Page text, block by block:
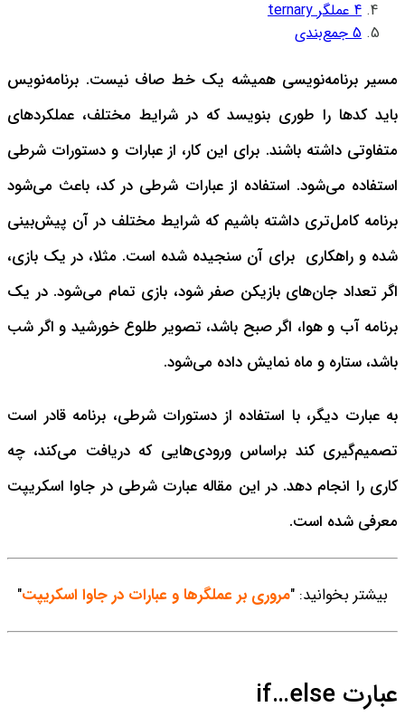
4 عملگر ternary
5 جمع‌بندی
مسیر برنامه‌نویسی همیشه یک خط صاف نیست. برنامه‌نویس
باید کدها را طوری بنویسد که در شرایط مختلف، عملکردهای
متفاوتی داشته باشند. برای این کار، از عبارات و دستورات شرطی
استفاده می‌شود. استفاده از عبارات شرطی در کد، باعث می‌شود
برنامه کامل‌تری داشته باشیم که شرایط مختلف در آن پیش‌بینی
شده و راهکاری برای آن سنجیده شده است. مثلا، در یک بازی،
اگر تعداد جان‌های بازیکن صفر شود، بازی تمام می‌شود. در یک
برنامه آب و هوا، اگر صبح باشد، تصویر طلوع خورشید و اگر شب
باشد، ستاره و ماه نمایش داده می‌شود.
به عبارت دیگر، با استفاده از دستورات شرطی، برنامه قادر است
تصمیم‌گیری کند براساس ورودی‌هایی که دریافت می‌کند، چه
کاری را انجام دهد.در این مقاله عبارت شرطی در جاوا اسکریپت
معرفی شده است.
بیشتر بخوانید: "مروری بر عملگرها و عبارات در جاوا اسکریپت"
عبارت if…else